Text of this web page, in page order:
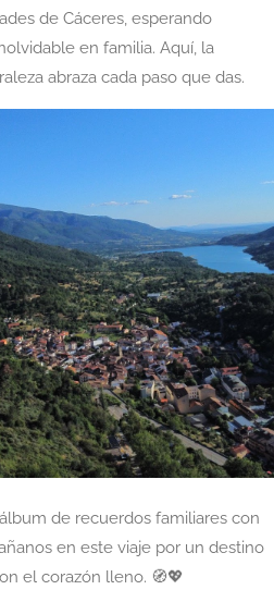
de Cáceres, esperando
en familia. Aquí, la
abraza cada paso que das.
de recuerdos familiares con
en este viaje por un destino
el corazón lleno. 🧭💖